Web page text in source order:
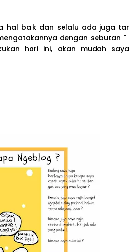
hal baik dan selalu ada juga
dengan sebutan "
hari ini, akan mudah